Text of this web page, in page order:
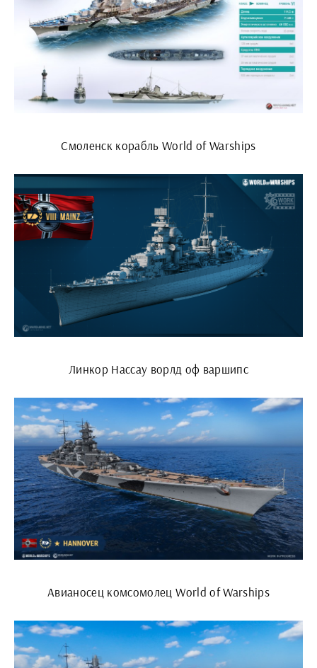
Смоленск корабль World of Warships
Линкор Нассау ворлд оф варшипс
Авианосец комсомолец World of Warships